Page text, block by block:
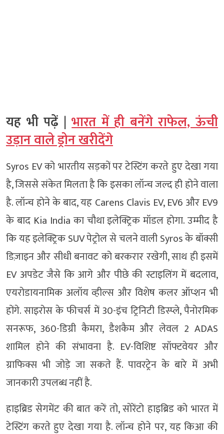
यह भी पढ़ें |भारत में ही बनेंगे राफेल, ऊंची
उड़ान वाले ड्रोन खरीदेंगे
Syros EV को भारतीय सड़कों पर टेस्टिंग करते हुए देखा गया
है, जिससे संकेत मिलता है कि इसका लॉन्च जल्द ही होने वाला
है. लॉन्च होने के बाद, यह Carens Clavis EV, EV6 और EV9
के बाद Kia India का चौथा इलेक्ट्रिक मॉडल होगा. उम्मीद है
कि यह इलेक्ट्रिक SUV पेट्रोल से चलने वाली Syros के बॉक्सी
डिज़ाइन और सीधी बनावट को बरकरार रखेगी, साथ ही इसमें
EV अपडेट जैसे कि आगे और पीछे की स्टाइलिंग में बदलाव,
एयरोडायनामिक अलॉय व्हील्स और विशेष कलर ऑप्शन भी
होंगे. साइरोस के फीचर्स में 30-इंच ट्रिनिटी डिस्प्ले, पैनोरमिक
सनरूफ, 360-डिग्री कैमरा, डैशकैम और लेवल 2 ADAS
शामिल होने की संभावना है. EV-विशिष्ट सॉफ्टवेयर और
ग्राफिक्स भी जोड़े जा सकते हैं. पावरट्रेन के बारे में अभी
जानकारी उपलब्ध नहीं है.
हाइब्रिड सेगमेंट की बात करें तो, सोरेंटो हाइब्रिड को भारत में
टेस्टिंग करते हुए देखा गया है. लॉन्च होने पर, यह किआ की